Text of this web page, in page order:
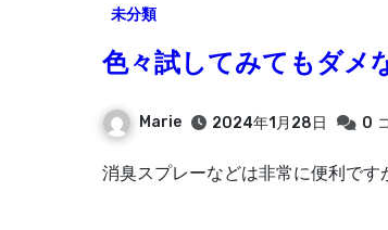
未分類
色々試してみてもダメ
Marie 2024年1月28日 0
消臭スプレーなどは非常に便利で